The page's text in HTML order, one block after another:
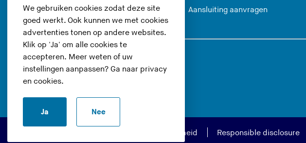
We gebruiken cookies zodat deze site
goed werkt. Ook kunnen we met cookies
advertenties tonen op andere websites.
Klik op 'Ja' om alle cookies te
accepteren. Meer weten of uw
instellingen aanpassen? Ga naar privacy
en cookies.
Ja Nee
Aansluiting aanvragen
Volg ons op
e
r
e
r
v
e
r
v
e
r
Toegankelijkheid Responsible disclosure